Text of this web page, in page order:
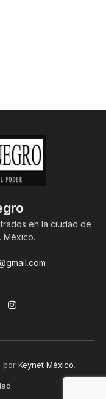
en la ciudad de
México.
Instagram
por Keynet México.